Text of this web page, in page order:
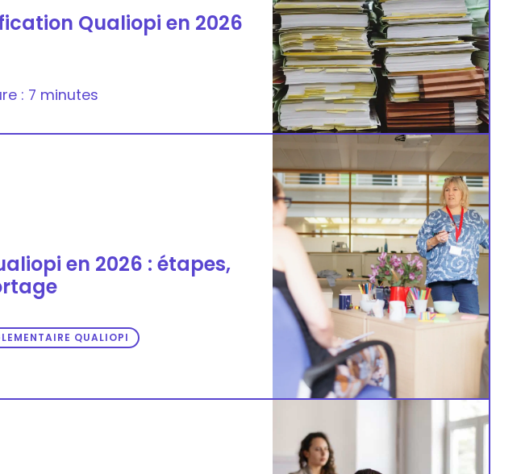
Qualiopi en 2026
: 7 minutes
en 2026 : étapes,
QUALIOPI